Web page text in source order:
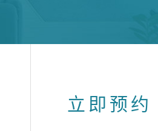
立即预约